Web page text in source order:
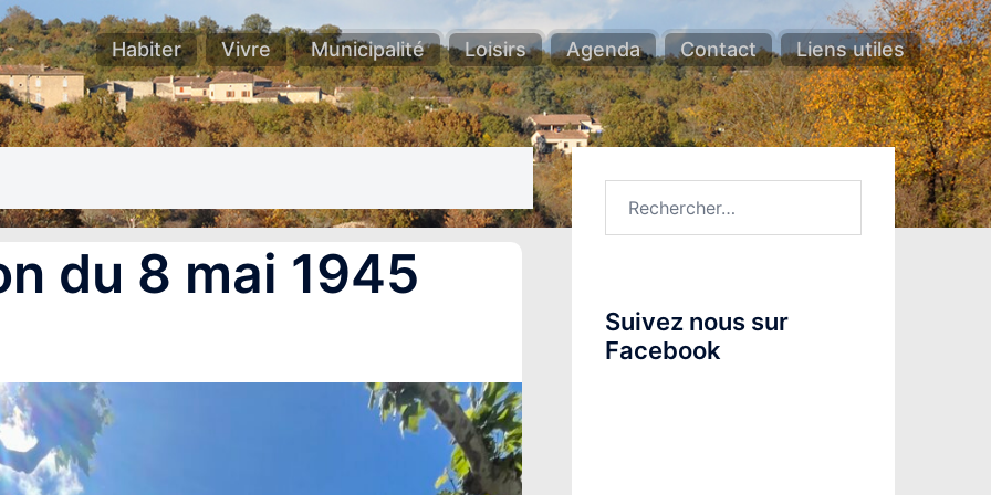
Habiter Vivre Municipalité Loisirs Agenda Contact Liens utiles
du 8 mai 1945
Suivez nous sur
Facebook